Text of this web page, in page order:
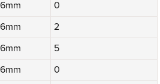
6mm
0
6mm
2
6mm
5
6mm
0